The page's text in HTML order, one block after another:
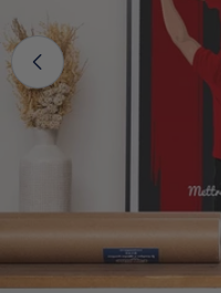
le média 0 en mode